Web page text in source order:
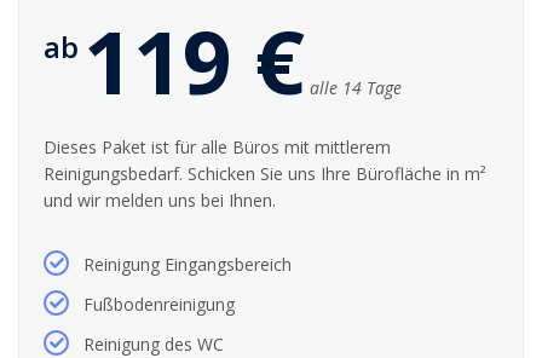
ab 119 € alle 14 Tage
Dieses Paket ist für alle Büros mit mittlerem
Reinigungsbedarf. Schicken Sie uns Ihre Bürofläche in m²
und wir melden uns bei Ihnen.
Reinigung Eingangsbereich
Fußbodenreinigung
Reinigung des WC